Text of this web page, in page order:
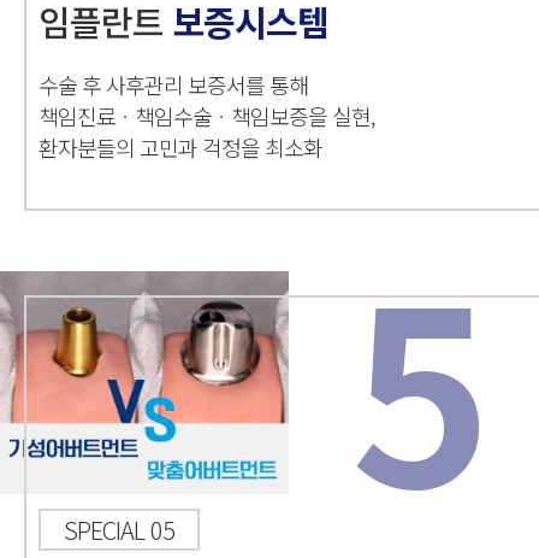
임플란트 보증시스템
수술 후 사후관리 보증서를 통해
책임진료ㆍ책임수술ㆍ책임보증을 실현,
환자분들의 고민과 걱정을 최소화
5
SPECIAL 05